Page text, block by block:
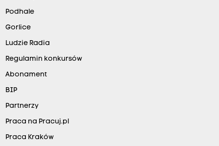
Podhale
Gorlice
Ludzie Radia
Regulamin konkursów
Abonament
BIP
Partnerzy
Praca na Pracuj.pl
Praca Kraków